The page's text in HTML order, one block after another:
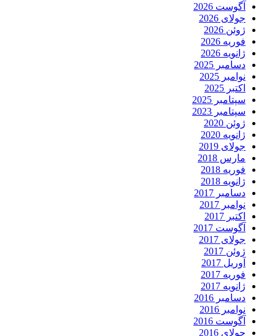
آگوست 2026
جولای 2026
ژوئن 2026
فوریه 2026
ژانویه 2026
دسامبر 2025
نوامبر 2025
اکتبر 2025
سپتامبر 2025
سپتامبر 2023
ژوئن 2020
ژانویه 2020
جولای 2019
مارس 2018
فوریه 2018
ژانویه 2018
دسامبر 2017
نوامبر 2017
اکتبر 2017
آگوست 2017
جولای 2017
ژوئن 2017
آوریل 2017
فوریه 2017
ژانویه 2017
دسامبر 2016
نوامبر 2016
آگوست 2016
جولای 2016